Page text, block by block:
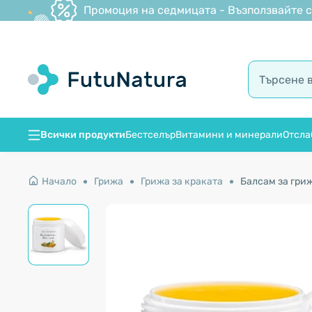
Промоция на седмицата - Възползвайте
Всички продуктиБестселърВитамини и минерали
Начало Грижа Грижа за краката Балсам за